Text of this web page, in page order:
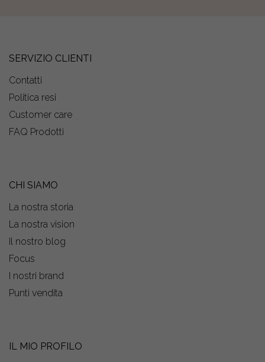
SERVIZIO CLIENTI
Contatti
Politica resi
Customer care
FAQ Prodotti
CHI SIAMO
La nostra storia
La nostra vision
Il nostro blog
Focus
I nostri brand
Punti vendita
IL MIO PROFILO